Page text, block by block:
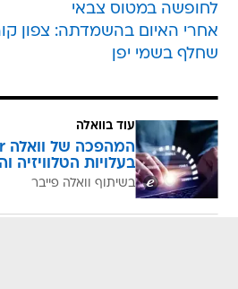
לחופשה במטוס צבאי
אחרי האיום בהשמדתה: צפון
שחלף בשמי יפן
עוד בוואלה
בעלויות הטלוויזיה
בשיתוף וואלה פייבר